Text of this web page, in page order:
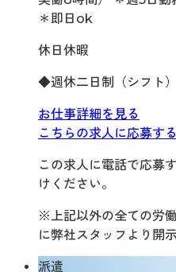
＊即日ok
休日休暇
◆週休二日制（シフト）
お仕事詳細を見る
こちらの求人に応募する
この求人に電話で応募
けください。
※上記以外の全ての労
に弊社スタッフより開
派遣